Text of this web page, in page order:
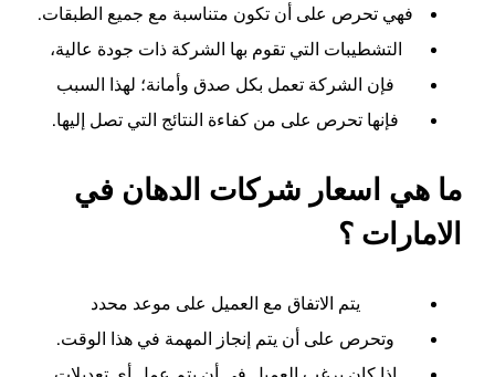
فهي تحرص على أن تكون متناسبة مع جميع الطبقات.
التشطيبات التي تقوم بها الشركة ذات جودة عالية،
فإن الشركة تعمل بكل صدق وأمانة؛ لهذا السبب
فإنها تحرص على من كفاءة النتائج التي تصل إليها.
ما هي اسعار شركات الدهان في
الامارات ؟
يتم الاتفاق مع العميل على موعد محدد
وتحرص على أن يتم إنجاز المهمة في هذا الوقت.